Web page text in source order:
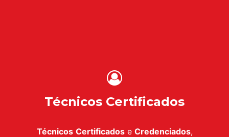
Técnicos Certificados
Técnicos Certificadose Credenciados,